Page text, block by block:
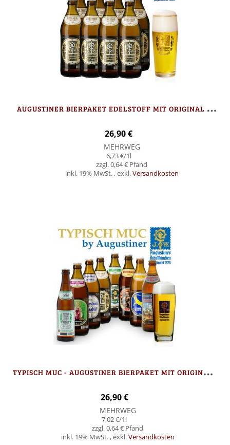
A
UGUSTINER BIERPAKET EDELSTOFF MIT ORIGINAL WILLIBECHER
26,90 €
MEHRWEG
6,73 €/1l
0,64 €
inkl. 19% MwSt. ,exkl.Versandkosten
T
YPISCH MUC - AUGUSTINER BIERPAKET MIT ORIGINAL WILLIBECHER
26,90 €
MEHRWEG
7,02 €/1l
0,64 €
inkl. 19% MwSt. ,exkl.Versandkosten